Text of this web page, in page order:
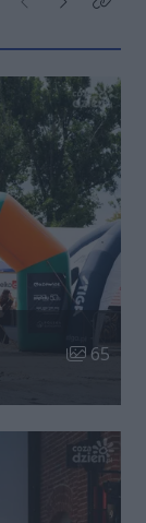
Poprzednie
NastępneKliknij
Liczba
65